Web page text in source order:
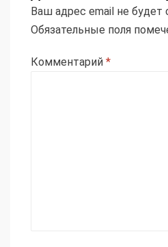
Ваш адрес email не будет
Обязательные поля
Комментарий *